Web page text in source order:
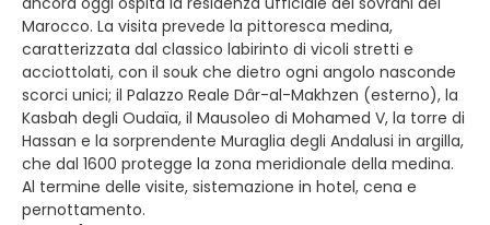
Marocco. La visita prevede la pittoresca medina,
caratterizzata dal classico labirinto di vicoli stretti e
acciottolati, con il souk che dietro ogni angolo nasconde
scorci unici; il Palazzo Reale Dâr-al-Makhzen (esterno), la
Kasbah degli Oudaïa, il Mausoleo di Mohamed V, la torre di
Hassan e la sorprendente Muraglia degli Andalusi in argilla,
che dal 1600 protegge la zona meridionale della medina.
Al termine delle visite, sistemazione in hotel, cena e
pernottamento.